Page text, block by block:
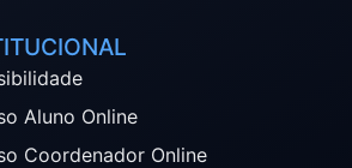
Aluno Online
Coordenador Online